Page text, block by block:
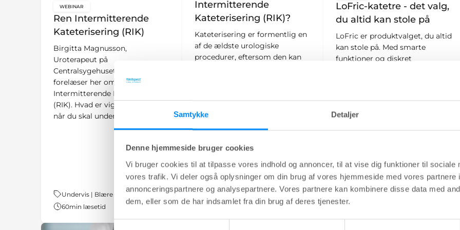
Samtykke Detaljer
Denne hjemmeside bruger cookies
Vi bruger cookies til at tilpasse vores indhold og annoncer, til at vise dig funktioner til sociale
vores trafik. Vi deler også oplysninger om din brug af vores hjemmeside med vores partnere
annonceringspartnere og analysepartnere. Vores partnere kan kombinere disse data med
dem, eller som de har indsamlet fra din brug af deres tjenester.
Samtykkevalg
Ren Intermitterende
Kateterisering (RIK)
key:global.content-type:
WEBINAR
Birgitta Magnusson,
Uroterapeut på
Centralsygehuset i Karlstad
forelæser her om Ren
Intermitterende Kateterisering
(RIK). Hvad er vigtigt at vide,
når du skal undervise i RIK?
Tema:
Undervis | Blære
60min læsetid
Intermitterende
Kateterisering (RIK)?
Kateterisering er formentlig en
af de ældste urologiske
procedurer, eftersom den kan
tilbage i blæren, som ikke kan
tømmes ved normal
Tema:
Lær | Blære
min læsetid
LoFric-katetre - det valg,
du altid kan stole på
LoFric er produktvalget, du altid
kan stole på. Med smarte
funktioner og diskret
Tema:
Lær | Blære
1 min læsetid